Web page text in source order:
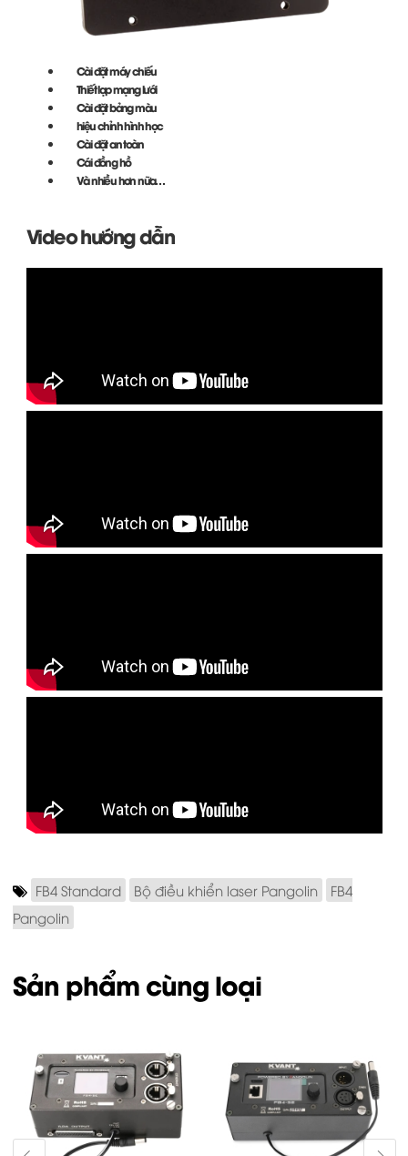
Cài đặt máy chiếu
Thiết lạp mạng lưới
Cài đặt bảng màu
hiệu chỉnh hình học
Cài đặt an toàn
Cái đồng hồ
Và nhiều hơn nữa…
Video hướng dẫn
FB4 Standard Bộ điều khiển laser Pangolin
FB4
Pangolin
Sản phẩm cùng loại